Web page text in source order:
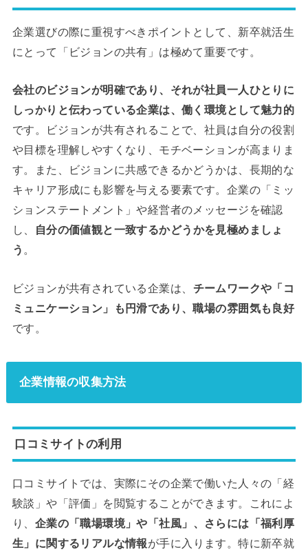
企業選びの際に重視すべきポイントとして、新卒就活生
にとって「ビジョンの共有」は極めて重要です。
会社のビジョンが明確であり、それが社員一人ひとりに
しっかりと伝わっている企業は、働く環境として魅力的
です。ビジョンが共有されることで、社員は自分の役割
や目標を理解しやすくなり、モチベーションが高まりま
す。また、ビジョンに共感できるかどうかは、長期的な
キャリア形成にも影響を与える要素です。企業の「ミッ
ションステートメント」や経営者のメッセージを確認
し、
自分の価値観と一致するかどうかを見極めましょ
う 。
ビジョンが共有されている企業は、 チームワークや「コ
ミュニケーション」も円滑であり、職場の雰囲気も良好
です。
企業情報の収集方法
口コミサイトの利用
口コミサイトでは、実際にその企業で働いた人々の「経
験談」や「評価」を閲覧することができます。これによ
り、 企業の「職場環境」や「社風」、さらには「福利厚
生」に関するリアルな情報が手に入ります。特に新卒就